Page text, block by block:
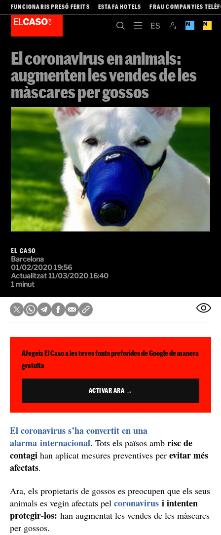
FUNCIONARIS PRESÓ FERITS ESTAFA HOTELS FRAU COMPANYIES
El coronavirus en animals:
augmenten les vendes de les
màscares per gossos
EL CASO
Barcelona
01/02/2020 19:56
Actualitzat 11/03/2020 16:40
1 minut
Afegeix El Caso a les teves fonts preferides de Google de manera
gratuïta
ACTIVAR ARA →
El coronavirus s’ha convertit en una
alarma internacional. Tots els països amb risc de
contagi han aplicat mesures preventives per evitar més
afectats.
Ara, els propietaris de gossos es preocupen que els seus
animals es vegin afectats pel coronavirus i intenten
protegir-los: han augmentat les vendes de les màscares
per gossos.